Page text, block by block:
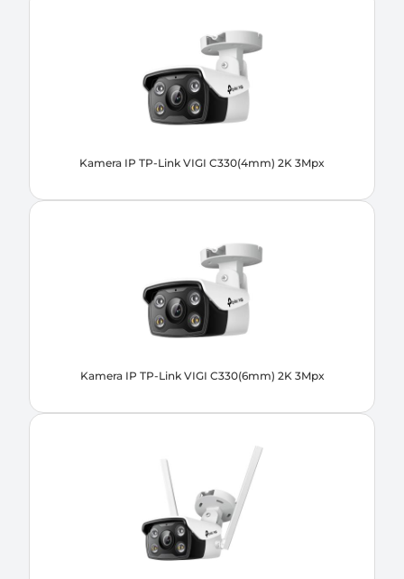
Kamera IP TP-Link VIGI C330(4mm) 2K 3Mpx
Kamera IP TP-Link VIGI C330(6mm) 2K 3Mpx